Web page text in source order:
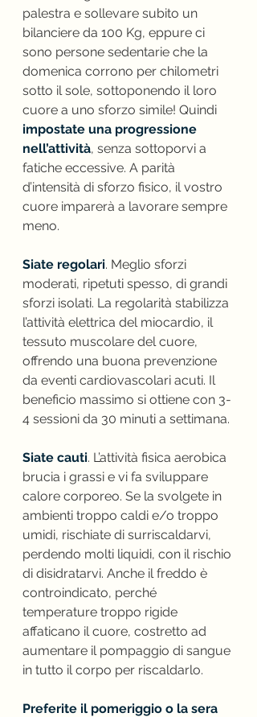
palestra e sollevare subito un
bilanciere da 100 Kg, eppure ci
sono persone sedentarie che la
domenica corrono per chilometri
sotto il sole, sottoponendo il loro
cuore a uno sforzo simile! Quindi
impostate una progressione
nell’attività, senza sottoporvi a
fatiche eccessive. A parità
d’intensità di sforzo fisico, il vostro
cuore imparerà a lavorare sempre
meno.
Siate regolari. Meglio sforzi
moderati, ripetuti spesso, di grandi
sforzi isolati. La regolarità stabilizza
l’attività elettrica del miocardio, il
tessuto muscolare del cuore,
offrendo una buona prevenzione
da eventi cardiovascolari acuti. Il
beneficio massimo si ottiene con 3-
4 sessioni da 30 minuti a settimana.
Siate cauti. L’attività fisica aerobica
brucia i grassi e vi fa sviluppare
calore corporeo. Se la svolgete in
ambienti troppo caldi e/o troppo
umidi, rischiate di surriscaldarvi,
perdendo molti liquidi, con il rischio
di disidratarvi. Anche il freddo è
controindicato, perché
temperature troppo rigide
affaticano il cuore, costretto ad
aumentare il pompaggio di sangue
in tutto il corpo per riscaldarlo.
Preferite il pomeriggio o la sera